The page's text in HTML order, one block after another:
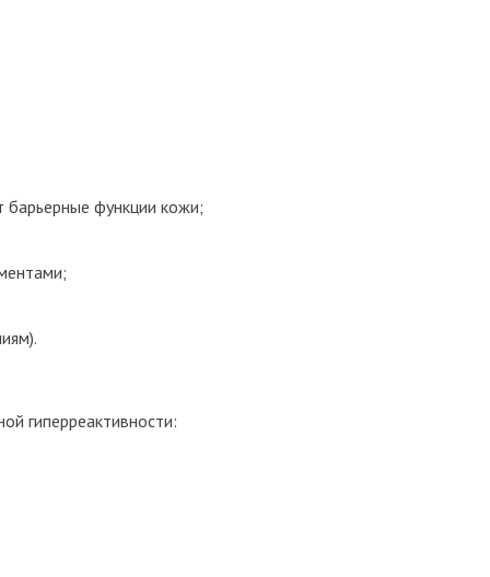
функции кожи;
гиперреактивности: